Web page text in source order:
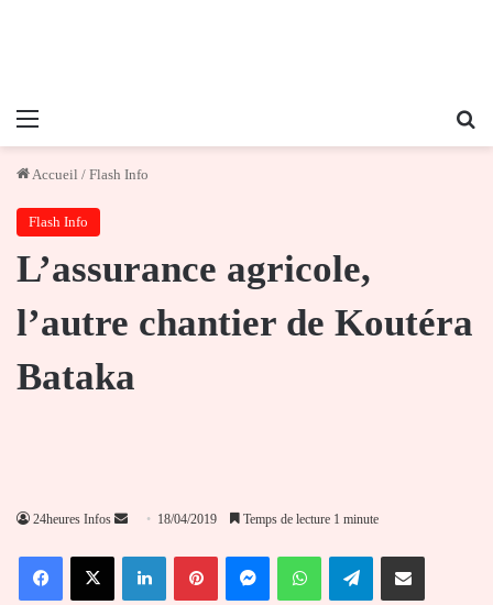
Menu
Accueil / Flash Info
Flash Info
L’assurance agricole,
l’autre chantier de Koutéra
Bataka
24heures Infos
Envoyer
courriel
18/04/2019 Temps de lecture 1 minute
FacebookX LinkedinPinterestMessengerWhatsAppTelegramPartager par email